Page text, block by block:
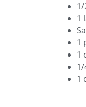
1
1
1
1